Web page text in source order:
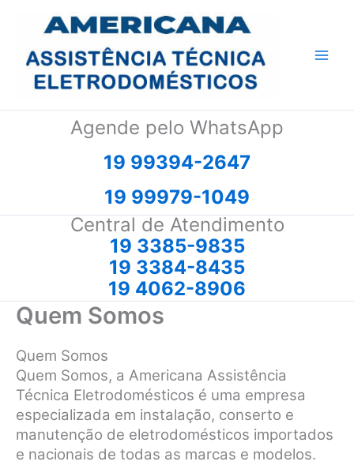
conteúdo
Agende pelo WhatsApp
19 99394-2647
19 99979-1049
Central de Atendimento
19 3385-9835
19 3384-8435
19 4062-8906
Quem Somos
Quem Somos
Quem Somos, a Americana Assistência
Técnica Eletrodomésticos é uma empresa
especializada em instalação, conserto e
manutenção de eletrodomésticos importados
e nacionais de todas as marcas e modelos.